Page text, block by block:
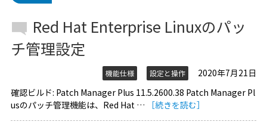
Red Hat Enterprise Linuxのパッ
チ管理設定
機能仕様 設定と操作
2020年7月21日
確認ビルド: Patch Manager Plus 11.5.2600.38 Patch Manager Pl
usのパッチ管理機能は、Red Hat …
［続きを読む］